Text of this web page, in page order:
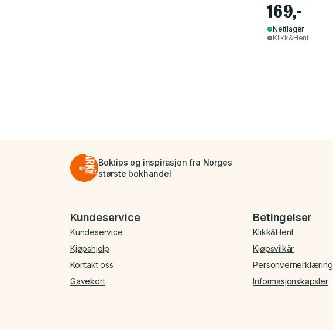
169,-
Nettlager
Klikk&Hent
Boktips og inspirasjon fra Norges
største bokhandel
Bunnmeny
Kundeservice
Kundeservice
Kjøpshjelp
Kontakt oss
Gavekort
Betingelser
Klikk&Hent
Kjøpsvilkår
Personvernerklæring
Informasjonskapsler